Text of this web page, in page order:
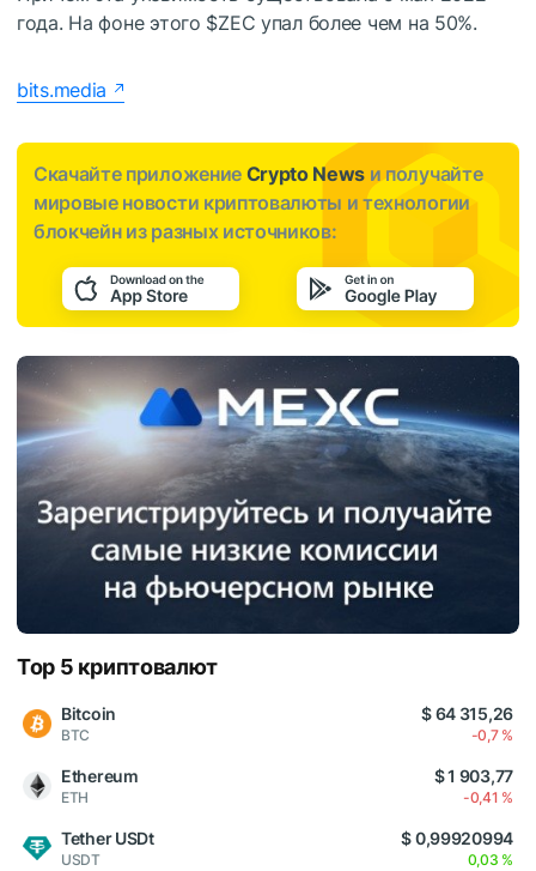
года. На фоне этого $ZEC упал более чем на 50%.
bits.media
Скачайте приложение Crypto News и получайте
мировые новости криптовалюты и технологии
блокчейн из разных источников:
Top 5 криптовалют
Bitcoin
BTC
$ 64 315,26
-0,7 %
Ethereum
ETH
$ 1 903,77
-0,41 %
Tether USDt
USDT
$ 0,99920994
0,03 %